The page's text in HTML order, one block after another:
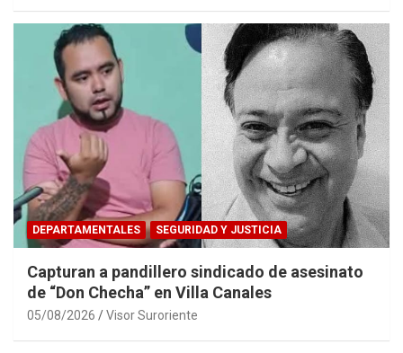
DEPARTAMENTALES SEGURIDAD Y JUSTICIA
Capturan a pandillero sindicado de asesinato
de “Don Checha” en Villa Canales
05/08/2026 Visor Suroriente